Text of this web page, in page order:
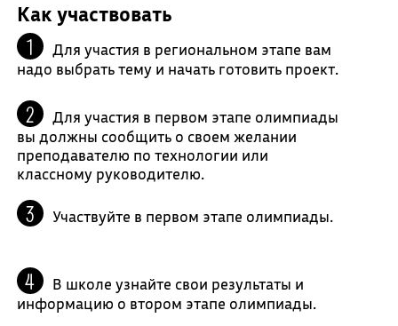
Как участвовать
Для участия в региональном этапе вам
надо выбрать тему и начать готовить проект.
Для участия в первом этапе олимпиады
вы должны сообщить о своем желании
преподавателю по технологии или
классному руководителю.
Участвуйте в первом этапе олимпиады.
В школе узнайте свои результаты и
информацию о втором этапе олимпиады.